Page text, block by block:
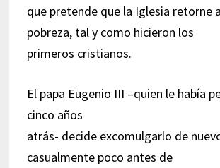
que pretende que la Iglesia retorne
pobreza, tal y como hicieron los
primeros cristianos.
El papa Eugenio III –quien le había
cinco años
atrás- decide excomulgarlo de
casualmente poco antes de